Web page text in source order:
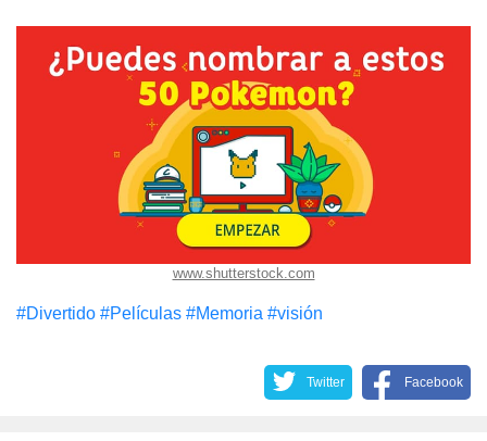
www.shutterstock.com
#Divertido #Películas #Memoria #visión
Twitter Facebook